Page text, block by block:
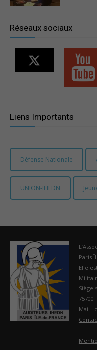
Réseaux sociaux
Liens Importants
Défense Nationale
UNION-IHEDN
Paris
Elle
Siège
75700
Mail :